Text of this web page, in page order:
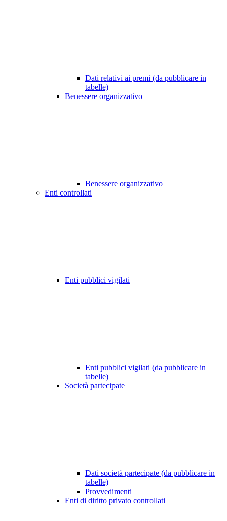
Dati relativi ai premi (da pubblicare in
tabelle)
Benessere organizzativo
Benessere organizzativo
Enti controllati
Enti pubblici vigilati
Enti pubblici vigilati (da pubblicare in
tabelle)
Società partecipate
Dati società partecipate (da pubblicare in
tabelle)
Provvedimenti
Enti di diritto privato controllati